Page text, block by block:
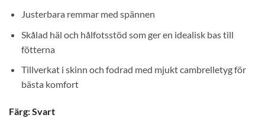
Justerbara remmar med spännen
Skålad häl och hålfotsstöd som ger en idealisk bas till
fötterna
Tillverkat i skinn och fodrad med mjukt cambrelletyg för
bästa komfort
Färg:Svart